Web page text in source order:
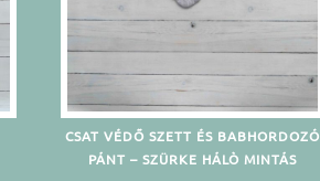
CSAT VÉDŐ SZETT ÉS BABHORDOZÓ
PÁNT – SZÜRKE HÁLÒ MINTÁS